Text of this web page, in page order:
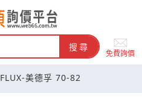
搜尋
免費詢價
美德孚 70-82